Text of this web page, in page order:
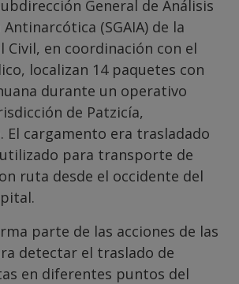
General de Análisis
(SGAIA) de la
Civil, en coordinación con el
localizan 14 paquetes con
durante un operativo
de Patzicía,
El cargamento era trasladado
para transporte de
ruta desde el occidente del
parte de las acciones de las
detectar el traslado de
en diferentes puntos del